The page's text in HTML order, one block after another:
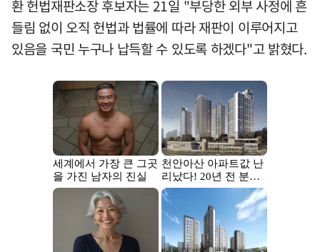
환 헌법재판소장 후보자는 21일 "부당한 외부 사정에 흔
들림 없이 오직 헌법과 법률에 따라 재판이 이루어지고
있음을 국민 누구나 납득할 수 있도록 하겠다"고 밝혔다.